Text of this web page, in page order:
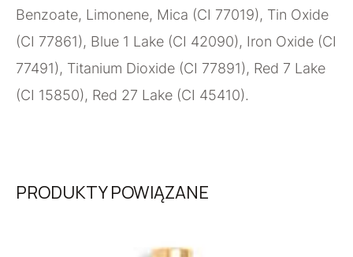
Benzoate, Limonene, Mica (CI 77019), Tin Oxide
(CI 77861), Blue 1 Lake (CI 42090), Iron Oxide (CI
77491), Titanium Dioxide (CI 77891), Red 7 Lake
(CI 15850), Red 27 Lake (CI 45410).
PRODUKTY POWIĄZANE